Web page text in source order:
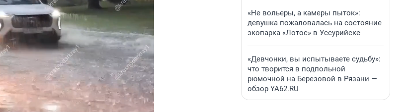
«Не вольеры, а камеры пыток»:
девушка пожаловалась на состояние
экопарка «Лотос» в Уссурийске
«Девчонки, вы испытываете судьбу»:
что творится в подпольной
рюмочной на Березовой в Рязани —
обзор YA62.RU